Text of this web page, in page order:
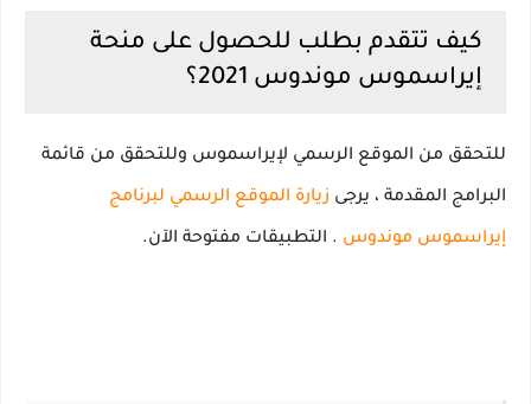
كيف تتقدم بطلب للحصول على منحة
إيراسموس موندوس 2021؟
للتحقق من الموقع الرسمي لإيراسموس وللتحقق من قائمة
البرامج المقدمة ، يرجى زيارة الموقع الرسمي لبرنامج
إيراسموس موندوس . التطبيقات مفتوحة الآن.